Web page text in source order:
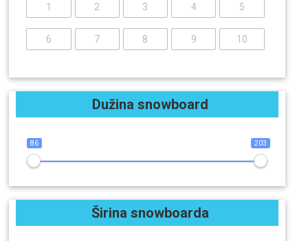
1 2 3 4 5
6 7 8 9 10
Dužina snowboard
86 203
Širina snowboarda